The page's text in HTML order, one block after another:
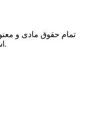
تمام حقوق مادی و
استفاده از مطالب با ذکر منبع بلامانع است.